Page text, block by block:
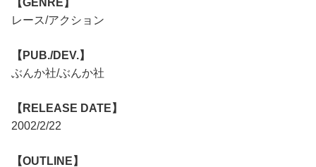
【GENRE】
レース/アクション
【PUB./DEV.】
ぶんか社/ぶんか社
【RELEASE DATE】
2002/2/22
【OUTLINE】